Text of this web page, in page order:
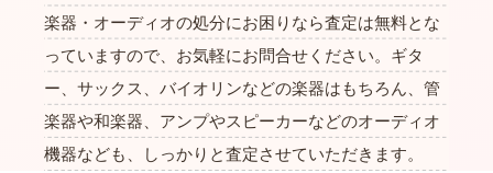
楽器・オーディオの処分にお困りなら査定は無料とな
っていますので、お気軽にお問合せください。ギタ
ー、サックス、バイオリンなどの楽器はもちろん、管
楽器や和楽器、アンプやスピーカーなどのオーディオ
機器なども、しっかりと査定させていただきます。